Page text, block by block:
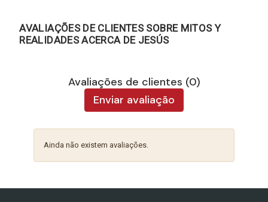
AVALIAÇÕES DE CLIENTES SOBRE MITOS Y
REALIDADES ACERCA DE JESÚS
Avaliações de clientes (0)
Enviar avaliação
Ainda não existem avaliações.